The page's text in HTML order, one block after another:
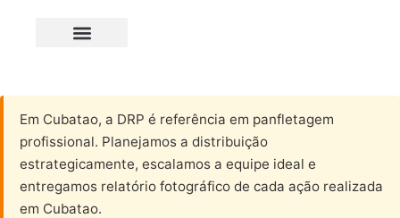
Em Cubatao, a DRP é referência em panfletagem
profissional. Planejamos a distribuição
estrategicamente, escalamos a equipe ideal e
entregamos relatório fotográfico de cada ação realizada
em Cubatao.